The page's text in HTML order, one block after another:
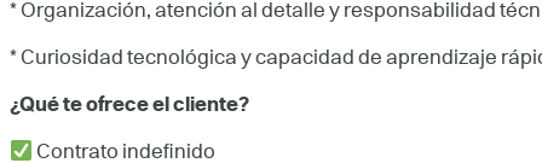
* Organización, atención al detalle y responsabilidad
* Curiosidad tecnológica y capacidad de aprendizaje
¿Qué te ofrece el cliente?
Contrato indefinido